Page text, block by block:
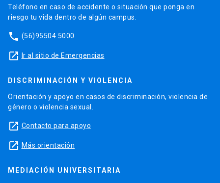
Teléfono en caso de accidente o situación que ponga en
riesgo tu vida dentro de algún campus.
phone (56)95504 5000
launch Ir al sitio de Emergencias
DISCRIMINACIÓN Y VIOLENCIA
Orientación y apoyo en casos de discriminación, violencia de
género o violencia sexual.
launch Contacto para apoyo
launch Más orientación
MEDIACIÓN UNIVERSITARIA